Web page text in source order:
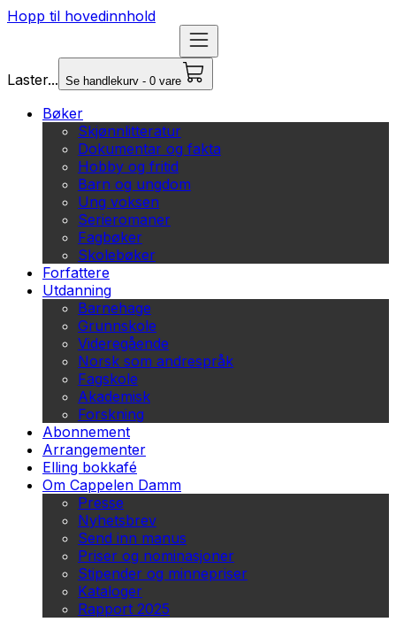
Hopp til hovedinnhold
Laster... Se handlekurv - 0 vare
Bøker
Skjønnlitteratur
Dokumentar og fakta
Hobby og fritid
Barn og ungdom
Ung voksen
Serieromaner
Fagbøker
Skolebøker
Forfattere
Utdanning
Barnehage
Grunnskole
Videregående
Norsk som andrespråk
Fagskole
Akademisk
Forskning
Abonnement
Arrangementer
Elling bokkafé
Om Cappelen Damm
Presse
Nyhetsbrev
Send inn manus
Priser og nominasjoner
Stipender og minnepriser
Kataloger
Rapport 2025